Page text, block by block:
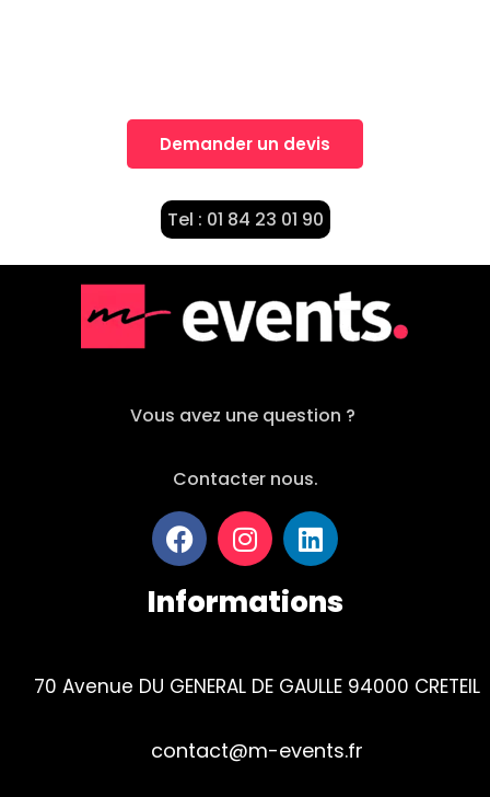
Demander un devis
Tel : 01 84 23 01 90
Vous avez une question ?
Contacter nous.
Informations
70 Avenue DU GENERAL DE GAULLE 94000 CRETEIL
contact@m-events.fr